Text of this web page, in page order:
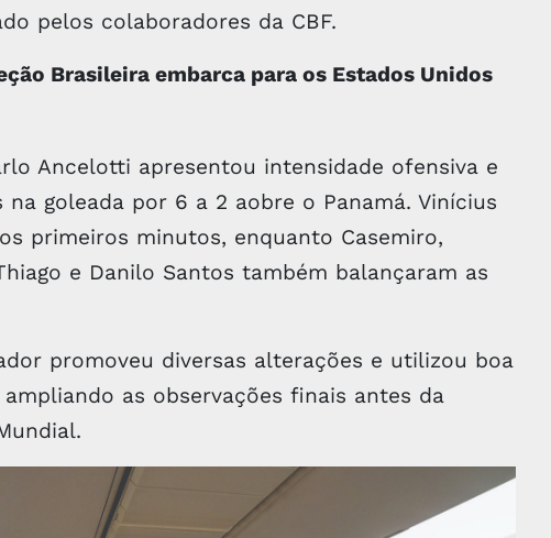
pelos colaboradores da CBF.
Brasileira embarca para os Estados Unidos
Ancelotti apresentou intensidade ofensiva e
na goleada por 6 a 2 aobre o Panamá. Vinícius
primeiros minutos, enquanto Casemiro,
e Danilo Santos também balançaram as
promoveu diversas alterações e utilizou boa
as observações finais antes da